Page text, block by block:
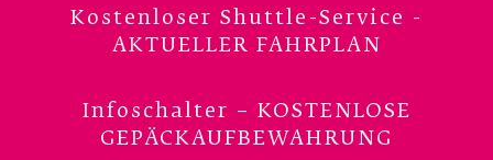
Kostenloser Shuttle-Service -
AKTUELLER FAHRPLAN
Infoschalter – KOSTENLOSE
GEPÄCKAUFBEWAHRUNG